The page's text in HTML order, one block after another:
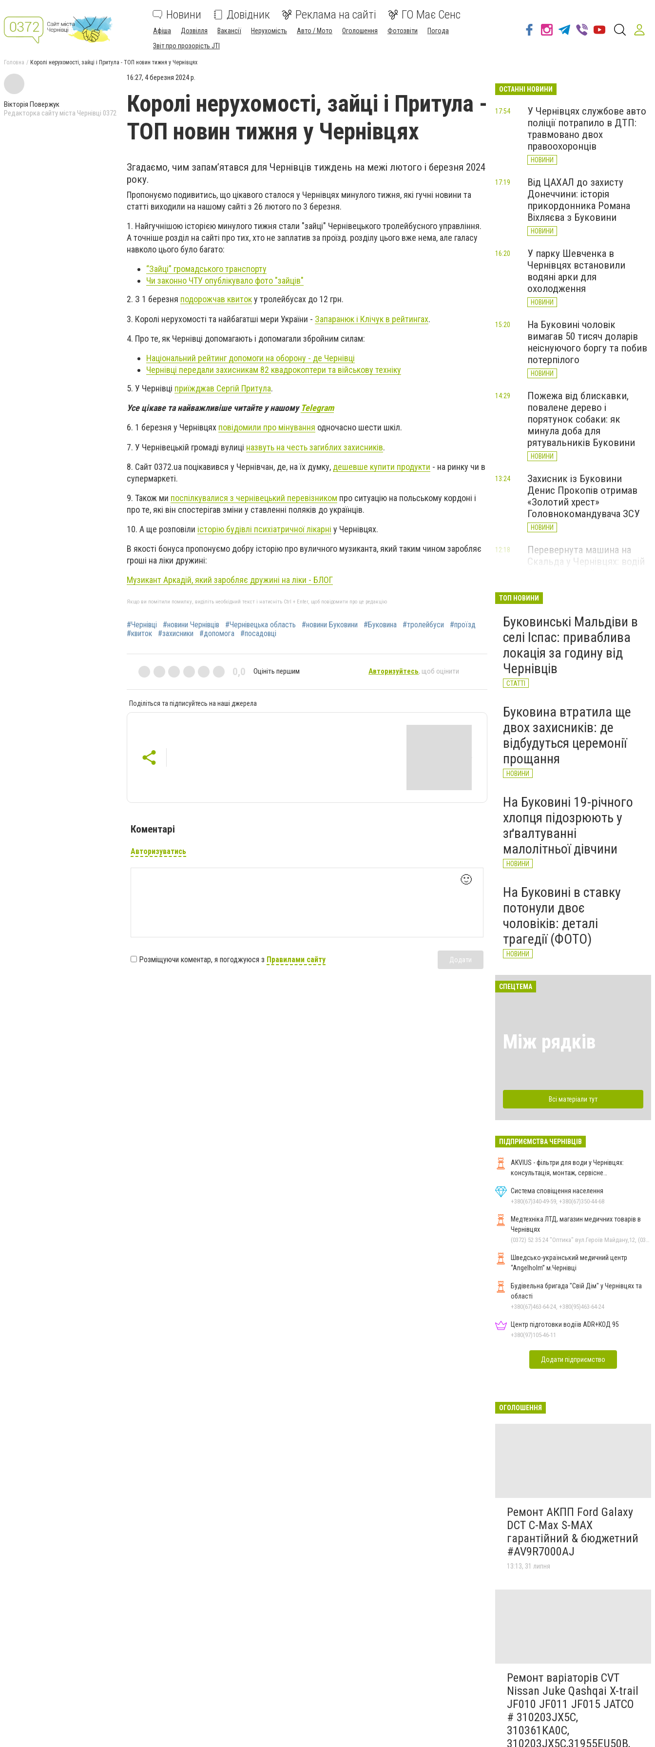
Новини Довідник Реклама на сайті ГО Має Сенс
Афіша Дозвілля Вакансії Нерухомість Авто / Мото Оголошення Фотозвіти
Погода
Звіт про прозорість JTI
Головна Королі нерухомості, зайці і Притула - ТОП новин тижня у Чернівцях
Вікторія Повержук
Редакторка сайту міста Чернівці 0372
16:27, 4 березня 2024 р.
Королі нерухомості, зайці і Притула -
ТОП новин тижня у Чернівцях
Згадаємо, чим запамʼятався для Чернівців тиждень на межі лютого і березня 2024
року.
Пропонуємо подивитись, що цікавого сталося у Чернівцях минулого тижня, які гучні новини та
статті виходили на нашому сайті з 26 лютого по 3 березня.
1. Найгучнішою історією минулого тижня стали "зайці" Чернівецького тролейбусного управління.
А точніше розділ на сайті про тих, хто не заплатив за проїзд. розділу цього вже нема, але галасу
навколо цього було багато:
“Зайці” громадського транспорту
Чи законно ЧТУ опублікувало фото "зайців"
2. З 1 березня подорожчав квитоку тролейбусах до 12 грн.
3. Королі нерухомості та найбагатші мери України - Запаранюк і Клічук в рейтингах.
4. Про те, як Чернівці допомагають і допомагали збройним силам:
Національний рейтинг допомоги на оборону - де Чернівці
Чернівці передали захисникам 82 квадрокоптери та військову техніку
5. У Чернівці приїжджав Сергій Притула.
Усе цікаве та найважливіше читайте у нашому Telegram
6. 1 березня у Чернівцях повідомили про мінування одночасно шести шкіл.
7. У Чернівецькій громаді вулиці назвуть на честь загиблих захисників.
8. Сайт 0372.ua поцікавився у Чернівчан, де, на їх думку, дешевше купити продукти - на ринку чи в
супермаркеті.
9. Також ми поспілкувалися з чернівецький перевізником про ситуацію на польському кордоні і
про те, які він спостерігав зміни у ставленні поляків до українців.
10. А ще розповіли історію будівлі психіатричної лікарні у Чернівцях.
В якості бонуса пропонуємо добру історію про вуличного музиканта, який таким чином заробляє
гроші на ліки дружині:
Музикант Аркадій, який заробляє дружині на ліки - БЛОГ
Якщо ви помітили помилку, виділіть необхідний текст і натисніть Ctrl + Enter, щоб повідомити про це редакцію
#Чернівці #новини Чернівців #Чернівецька область #новини Буковини #Буковина #тролейбуси
#проїзд
#квиток
#захисники #допомога #посадовці
0,0 Оцініть першим Авторизуйтесь, щоб оцінити
Поділіться та підписуйтесь на наші джерела
Коментарі
Авторизуватись
🙂
Розміщуючи коментар, я погоджуюся з Правилами сайту Додати
ОСТАННІ НОВИНИ
У Чернівцях службове авто
поліції потрапило в ДТП:
травмовано двох
правоохоронців
НОВИНИ
17:54
Від ЦАХАЛ до захисту
Донеччини: історія
прикордонника Романа
Віхляєва з Буковини
НОВИНИ
17:19
У парку Шевченка в
Чернівцях встановили
водяні арки для
охолодження
НОВИНИ
16:20
На Буковині чоловік
вимагав 50 тисяч доларів
неіснуючого боргу та побив
потерпілого
НОВИНИ
15:20
Пожежа від блискавки,
повалене дерево і
порятунок собаки: як
минула доба для
рятувальників Буковини
НОВИНИ
14:29
Захисник із Буковини
Денис Прокопів отримав
«Золотий хрест»
Головнокомандувача ЗСУ
НОВИНИ
13:24
Перевернута машина на
Скальда у Чернівцях: водій
12:18
зафіксували новий
історичний температурний
максимум
НОВИНИ
ТОП НОВИНИ
Буковинські Мальдіви в
селі Іспас: приваблива
локація за годину від
Чернівців
СТАТТІ
Буковина втратила ще
двох захисників: де
відбудуться церемонії
прощання
НОВИНИ
На Буковині 19-річного
хлопця підозрюють у
зґвалтуванні
малолітньої дівчини
НОВИНИ
На Буковині в ставку
потонули двоє
чоловіків: деталі
трагедії (ФОТО)
НОВИНИ
СПЕЦТЕМА
Між рядків
Всі матеріали тут
ПІДПРИЄМСТВА ЧЕРНІВЦІВ
AKVIUS - фільтри для води у Чернівцях:
консультація, монтаж, сервісне
Система сповіщення населення
+380(67)340-49-59, +380(67)350-44-68
Медтехніка ЛТД, магазин медичних товарів в
Чернівцях
Шведсько-український медичний центр
“Angelholm” м.Чернівці
Будівельна бригада "Свій Дім" у Чернівцях та
області
+380(67)463-64-24, +380(95)463-64-24
Центр підготовки водіїв ADR+КОД 95
+380(97)105-46-11
Додати підприємство
ОГОЛОШЕННЯ
Ремонт АКПП Ford Galaxy
DCT C-Max S-MAX
гарантійний & бюджетний
#AV9R7000AJ
13:13, 31 липня
Ремонт варіаторів CVT
Nissan Juke Qashqai X-trail
JF010 JF011 JF015 JATCO
# 310203JX5C,
310361KA0C,
310203JX5C,31955EU50B,